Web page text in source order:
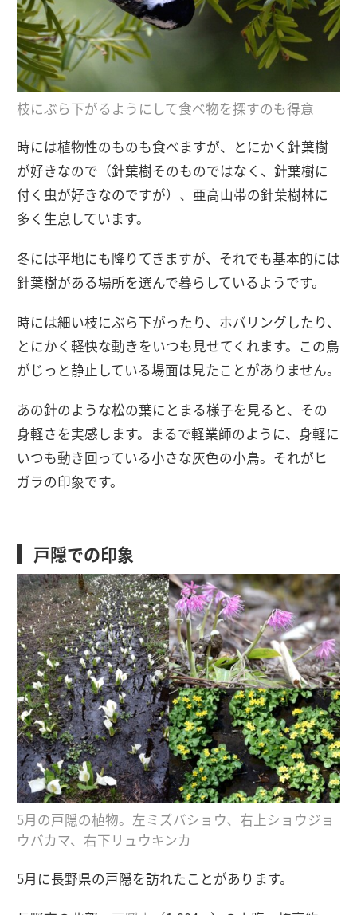
枝にぶら下がるようにして食べ物を探すのも得意
時には植物性のものも食べますが、とにかく針葉樹
が好きなので（針葉樹そのものではなく、針葉樹に
付く虫が好きなのですが）、亜高山帯の針葉樹林に
多く生息しています。
冬には平地にも降りてきますが、それでも基本的には
針葉樹がある場所を選んで暮らしているようです。
時には細い枝にぶら下がったり、ホバリングしたり、
とにかく軽快な動きをいつも見せてくれます。この鳥
がじっと静止している場面は見たことがありません。
あの針のような松の葉にとまる様子を見ると、その
身軽さを実感します。まるで軽業師のように、身軽に
いつも動き回っている小さな灰色の小鳥。それがヒ
ガラの印象です。
戸隠での印象
5月の戸隠の植物。左ミズバショウ、右上ショウジョ
ウバカマ、右下リュウキンカ
5月に長野県の戸隠を訪れたことがあります。